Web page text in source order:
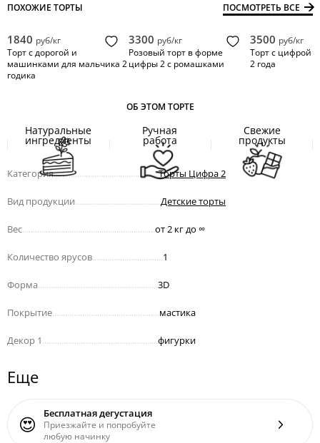
ПОХОЖИЕ ТОРТЫ ПОСМОТРЕТЬ ВСЕ
1840 руб/кг
Торт с дорогой и
машинками для мальчика 2
годика
3300 руб/кг
Розовый торт в форме
цифры 2 с ромашками
3500 руб/кг
Торт с цифрой
2 года
ОБ ЭТОМ ТОРТЕ
Натуральные
ингредиенты
Ручная
работа
Свежие
продукты
Категория.................................................Торты Цифра 2
Вид продукции Детские торты
Вес от 2 кг до ∞
Количество ярусов 1
Форма 3D
Покрытие мастика
Декор 1 фигурки
Еще
😍 Бесплатная дегустация
Приезжайте и попробуйте
любую начинку